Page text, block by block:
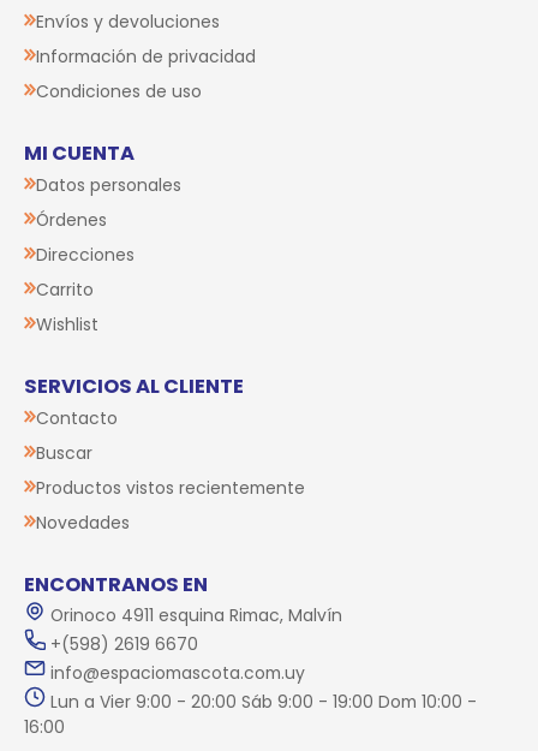
Envíos y devoluciones
Información de privacidad
Condiciones de uso
MI CUENTA
Datos personales
Órdenes
Direcciones
Carrito
Wishlist
SERVICIOS AL CLIENTE
Contacto
Buscar
Productos vistos recientemente
Novedades
ENCONTRANOS EN
Orinoco 4911 esquina Rimac, Malvín
+(598) 2619 6670
info@espaciomascota.com.uy
Lun a Vier 9:00 - 20:00 Sáb 9:00 - 19:00 Dom 10:00 -
16:00